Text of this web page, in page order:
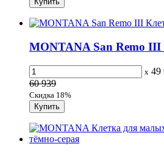
MONTANA San Remo III
x 49
60 939
Скидка 18%